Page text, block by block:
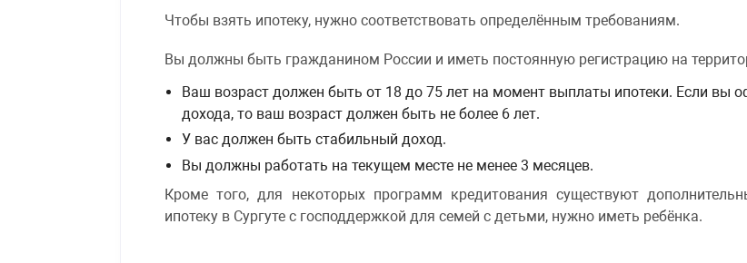
Чтобы взять ипотеку, нужно соответствовать определённым требованиям.
Вы должны быть гражданином России и иметь постоянную регистрацию на
Ваш возраст должен быть от 18 до 75 лет на момент выплаты ипотеки. Если вы
дохода, то ваш возраст должен быть не более 6 лет.
У вас должен быть стабильный доход.
Вы должны работать на текущем месте не менее 3 месяцев.
Кроме того, для некоторых программ кредитования существуют
ипотеку в Сургуте с господдержкой для семей с детьми, нужно иметь ребёнка.